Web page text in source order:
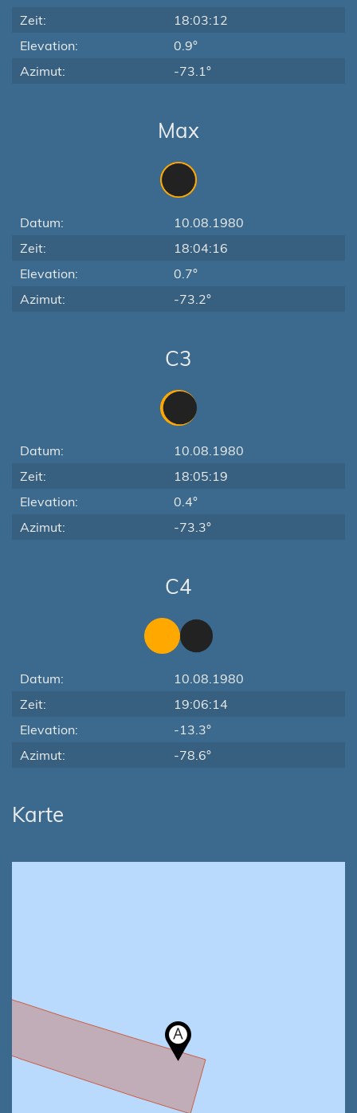
Zeit:
18:03:12
Elevation:
0.9°
Azimut:
-73.1°
Max
Datum:
10.08.1980
Zeit:
18:04:16
Elevation:
0.7°
Azimut:
-73.2°
C3
Datum:
10.08.1980
Zeit:
18:05:19
Elevation:
0.4°
Azimut:
-73.3°
C4
Datum:
10.08.1980
Zeit:
19:06:14
Elevation:
-13.3°
Azimut:
-78.6°
Karte